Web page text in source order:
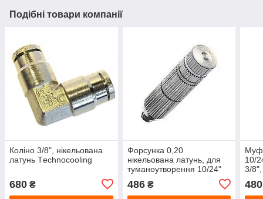
Подібні товари компанії
Коліно 3/8", нікельована
латунь Тechnocooling
680 ₴
Форсунка 0,20
нікельована латунь, для
туманоутворення 10/24"
486₴
10/
3/
480